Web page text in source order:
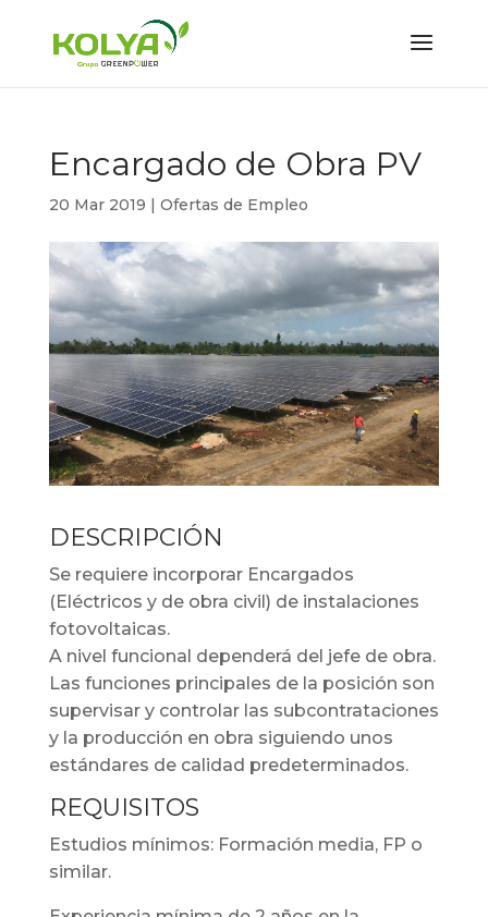
Encargado de Obra PV
20 Mar 2019 | Ofertas de Empleo
DESCRIPCIÓN
Se requiere incorporar Encargados
(Eléctricos y de obra civil) de instalaciones
fotovoltaicas.
A nivel funcional dependerá del jefe de obra.
Las funciones principales de la posición son
supervisar y controlar las subcontrataciones
y la producción en obra siguiendo unos
estándares de calidad predeterminados.
REQUISITOS
Estudios mínimos: Formación media, FP o
similar.